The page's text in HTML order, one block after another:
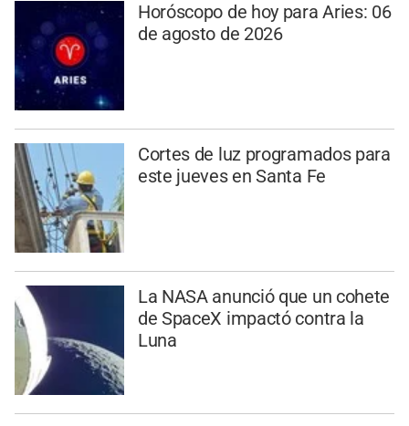
Horóscopo de hoy para Aries: 06
de agosto de 2026
Cortes de luz programados para
este jueves en Santa Fe
La NASA anunció que un cohete
de SpaceX impactó contra la
Luna